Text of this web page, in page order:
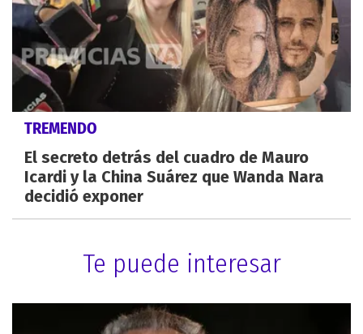
TREMENDO
El secreto detrás del cuadro de Mauro
Icardi y la China Suárez que Wanda Nara
decidió exponer
Te puede interesar